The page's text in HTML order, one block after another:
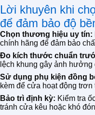
Lời khuyên khi
để đảm bảo độ
Chọn thương hiệu uy tín:
chính hãng để đảm bảo
Đo kích thước chuẩn
lệch khung gây ảnh hưởng
Sử dụng phụ kiện đồng
kèm để cửa hoạt động trơn
Bảo trì định kỳ: Kiểm tra
tránh cửa kêu hoặc khó